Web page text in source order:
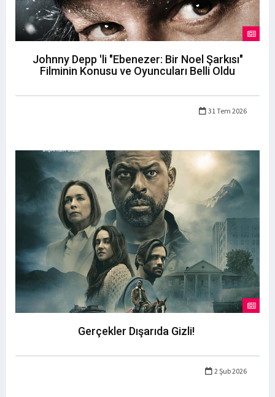
Johnny Depp 'li "Ebenezer: Bir Noel Şarkısı"
Filminin Konusu ve Oyuncuları Belli Oldu
31 Tem 2026
Gerçekler Dışarıda Gizli!
2 Şub 2026